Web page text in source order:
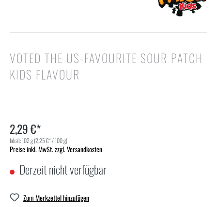
VOTED THE US-FAVOURITE SOUR PATCH
KIDS FLAVOUR
2,29 €*
Inhalt:102 g(2,25 €* / 100 g)
Preise inkl. MwSt. zzgl. Versandkosten
Derzeit nicht verfügbar
Zum Merkzettel hinzufügen